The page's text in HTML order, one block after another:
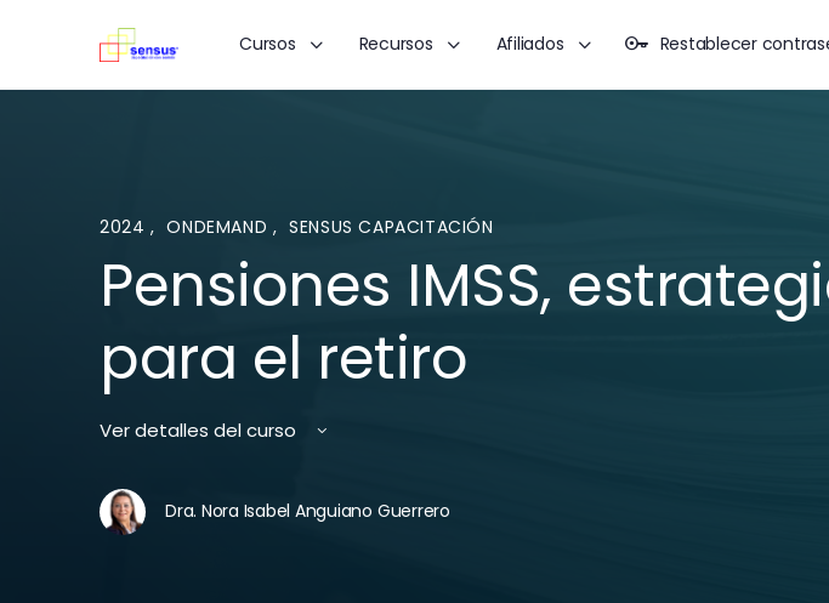
Cursos Recursos Afiliados Restablecer
2024, ONDEMAND , SENSUS CAPACITACIÓN
Pensiones IMSS,
para el retiro
Ver detalles del curso
Dra. Nora Isabel Anguiano Guerrero